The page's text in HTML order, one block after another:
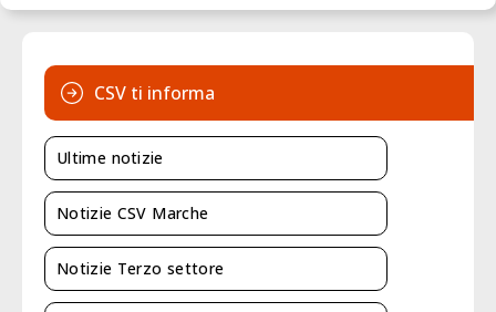
CSV ti informa
Ultime notizie
Notizie CSV Marche
Notizie Terzo settore